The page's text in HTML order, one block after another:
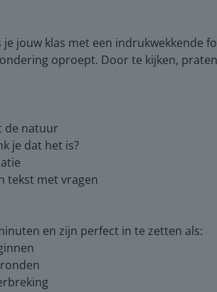
je jouw klas met een
oproept. Door te kijken,
de natuur
je dat het is?
tekst met vragen
en zijn perfect in te zetten als: